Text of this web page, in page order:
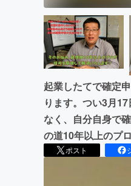
起業したてで確定
ります。つい3月
なく、自分自身で
の道10年以上のプ
ポスト